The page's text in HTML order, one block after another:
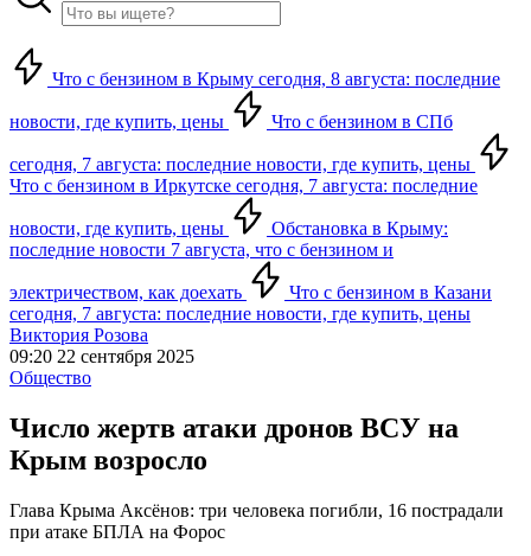
Что с бензином в Крыму сегодня, 8 августа: последние
новости, где купить, цены Что с бензином в СПб
сегодня, 7 августа: последние новости, где купить, цены
Что с бензином в Иркутске сегодня, 7 августа: последние
новости, где купить, цены
Обстановка в Крыму:
последние новости 7 августа, что с бензином и
электричеством, как доехать
Что с бензином в Казани
сегодня, 7 августа: последние новости, где купить, цены
Виктория Розова
09:20 22 сентября 2025
Общество
Число жертв атаки дронов ВСУ на
Крым возросло
Глава Крыма Аксёнов: три человека погибли, 16 пострадали
при атаке БПЛА на Форос